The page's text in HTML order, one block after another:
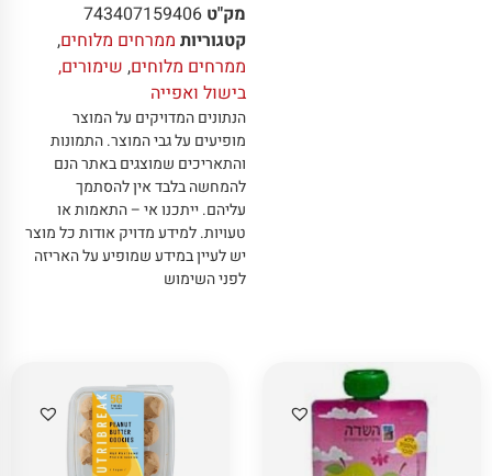
מק"ט 743407159406
קטגוריות ממרחים מלוחים,
ממרחים מלוחים, שימורים,
בישול ואפייה
הנתונים המדויקים על המוצר
מופיעים על גבי המוצר.התמונות
והתאריכים שמוצגים באתר הנם
להמחשה בלבד אין להסתמך
עליהם.ייתכנו אי – התאמות או
טעויות.למידע מדויק אודות כל מוצר
יש לעיין במידע שמופיע על האריזה
לפני השימוש